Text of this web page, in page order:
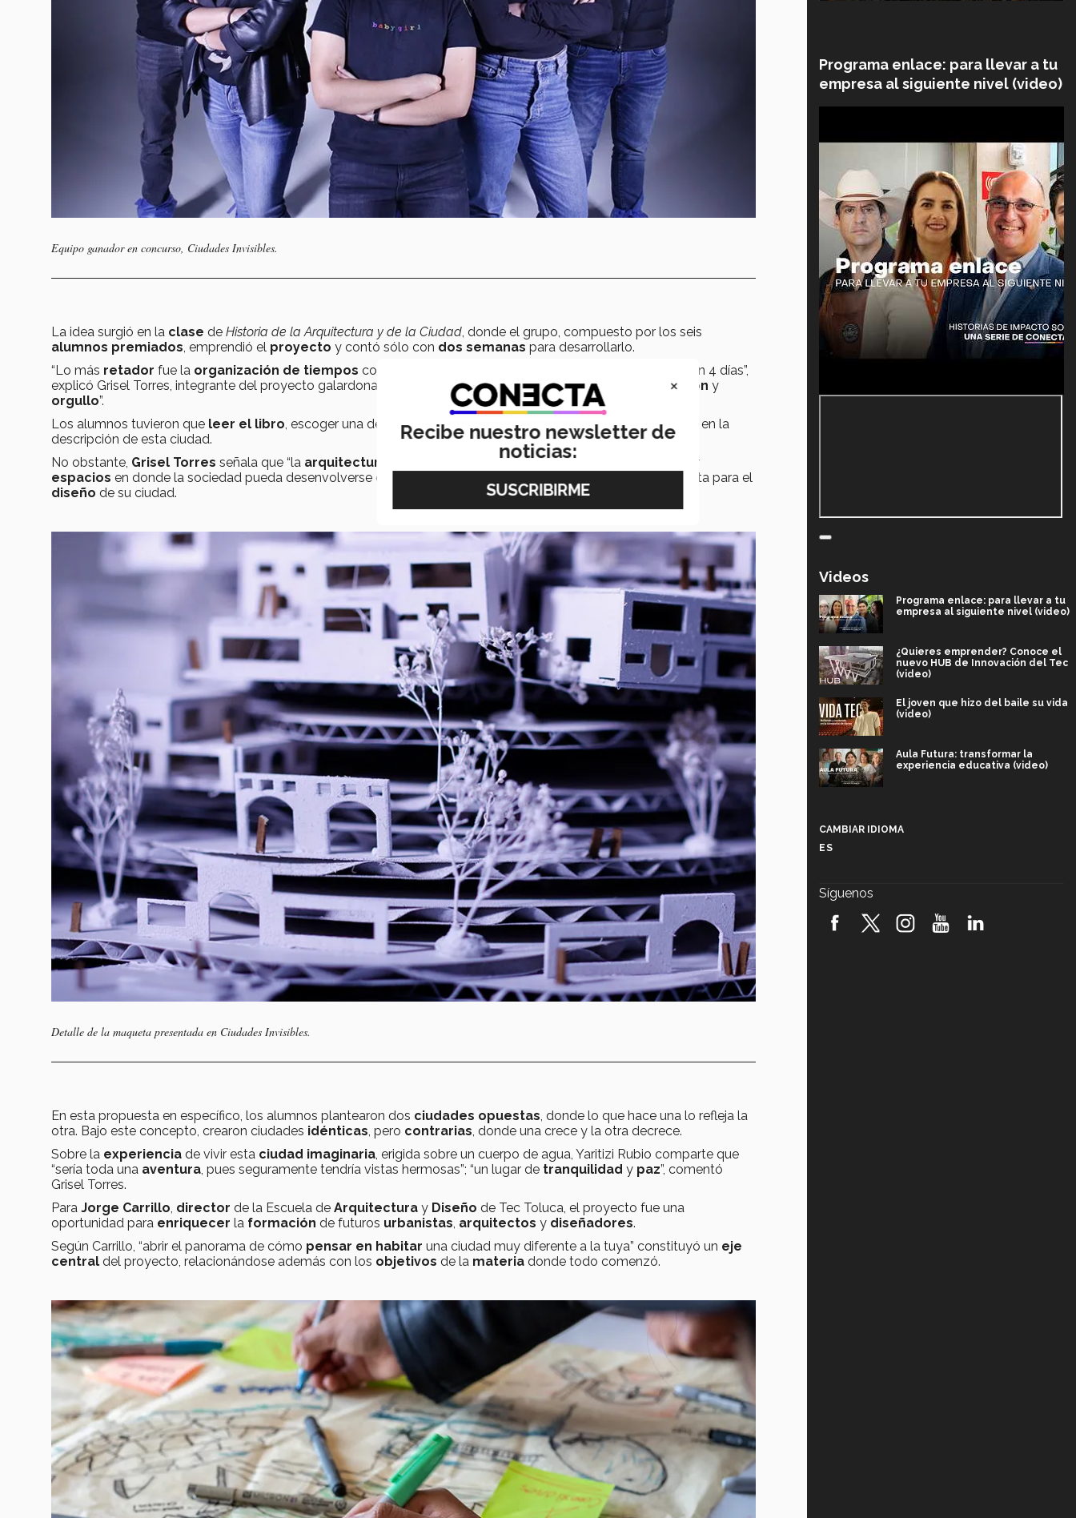
Equipo ganador en concurso, Ciudades Invisibles.
La idea surgió en la clase de Historia de la Arquitectura y de la Ciudad, donde el grupo, compuesto por los seis
alumnos premiados, emprendió el proyecto y contó sólo con dos semanas para desarrollarlo.
“Lo más retador fue la organización de tiempos con los compañeros de equipo y tener la maqueta lista en 4 días”,
explicó Grisel Torres, integrante del proyecto galardonado, quien agregó que “el premio representa
motivación y
orgullo”.
Los alumnos tuvieron que leer el libro, escoger una de lasciudades presentadas, y hacer una obra
basada en la
descripción de esta ciudad.
No obstante, Grisel Torres señala que “la arquitectura
para crear una ciudad y desarrollar
espacios en donde la sociedad pueda desenvolverse de manera
”, punto que tomaron en cuenta para el
diseño de su ciudad.
Detalle de la maqueta presentada en Ciudades Invisibles.
En esta propuesta en específico, los alumnos plantearon dos ciudades opuestas, donde lo que hace una lo refleja la
otra. Bajo este concepto, crearon ciudades idénticas, pero contrarias, donde una crece y la otra decrece.
Sobre la experiencia de vivir esta ciudad imaginaria, erigida sobre un cuerpo de agua, Yaritizi Rubio comparte que
“sería toda una aventura, pues seguramente tendría vistas hermosas”; “un lugar de tranquilidad y paz”, comentó
Grisel Torres.
Para Jorge Carrillo, director de la Escuela de Arquitectura y Diseño de Tec Toluca, el proyecto fue una
oportunidad para enriquecer la formación de futuros urbanistas, arquitectos y diseñadores.
Según Carrillo, “abrir el panorama de cómo pensar en habitar una ciudad muy diferente a la tuya” constituyó un eje
central del proyecto, relacionándose además con los objetivos de la materia donde todo comenzó.
Programa enlace: para llevar a tu
empresa al siguiente nivel (video)
Videos
Programa enlace: para llevar a tu
empresa al siguiente nivel (video)
¿Quieres emprender? Conoce el
nuevo HUB de Innovación del Tec
(video)
El joven que hizo del baile su vida
(video)
Aula Futura: transformar la
experiencia educativa (video)
robótica FIRST 2026! (video)
CAMBIAR IDIOMA
ES
Síguenos
×
Recibe nuestro newsletter de
noticias: